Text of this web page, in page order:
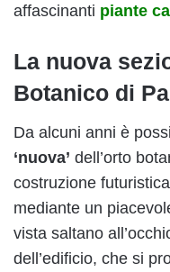
affascinanti piante
La nuova
Botanico di
Da alcuni anni è
‘nuova’ dell’orto
costruzione
mediante un
vista saltano
dell’edificio, che si